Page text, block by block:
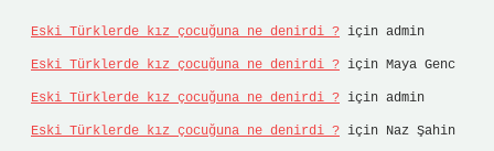
Eski Türklerde kız çocuğuna ne denirdi ? için admin
Eski Türklerde kız çocuğuna ne denirdi ? için Maya Genc
Eski Türklerde kız çocuğuna ne denirdi ? için admin
Eski Türklerde kız çocuğuna ne denirdi ? için Naz Şahin